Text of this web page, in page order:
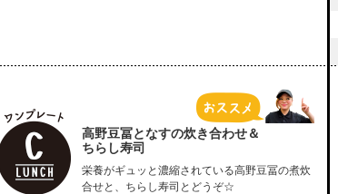
高野豆冨となすの炊き合わせ＆
ちらし寿司
栄養がギュッと濃縮されている高野豆冨の煮炊
合せと、ちらし寿司とどうぞ☆